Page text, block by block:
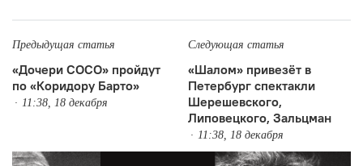
Предыдущая статья
«Дочери СОСО» пройдут
по «Коридору Барто»
11:38, 18 декабря
Следующая статья
«Шалом» привезёт в
Петербург спектакли
Шерешевского,
Липовецкого, Зальцман
11:38, 18 декабря